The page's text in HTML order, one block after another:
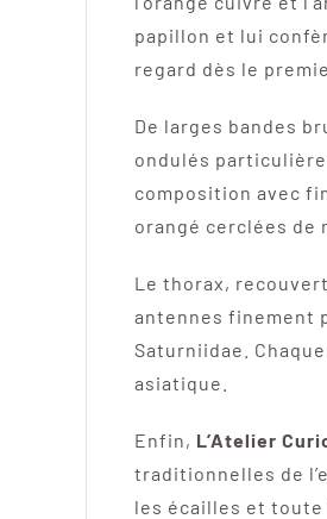
papillon et lui
regard dès le
De larges bandes
ondulés
composition avec
orangé cerclées de
Le thorax,
antennes finement
Saturniidae.
asiatique.
Enfin, L’Atelier
traditionnelles de
les écailles et toute